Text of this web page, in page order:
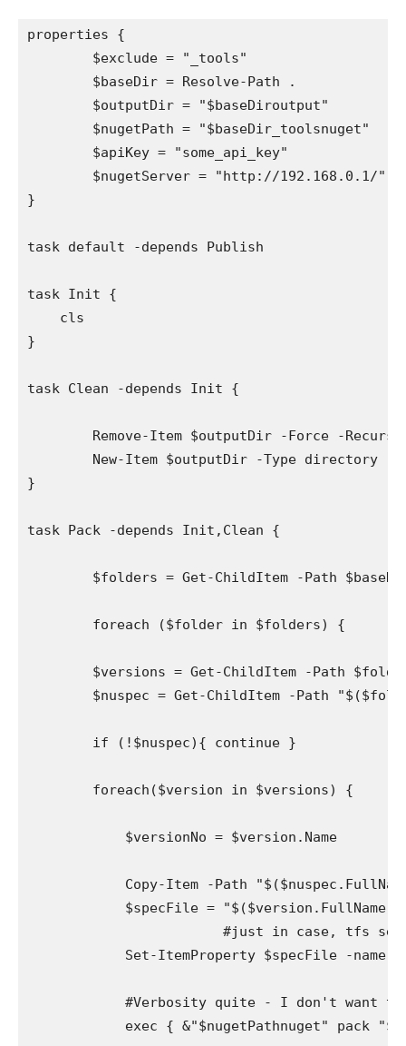
properties {
}
task default -depends Publish
task Init {
    cls
}
task Clean -depends Init {
}
task Pack -depends Init,Clean {
$versions = Get-ChildItem -Path
$nuspec = Get-ChildItem -Path
        if (!$nuspec){ continue }
        foreach($version in $versions) {
            $versionNo = $version.Name
Copy-Item -Path
$specFile =
Set-ItemProperty $specFile -name
#Verbosity quite - I don't want
exec { &"$nugetPathnuget" pack